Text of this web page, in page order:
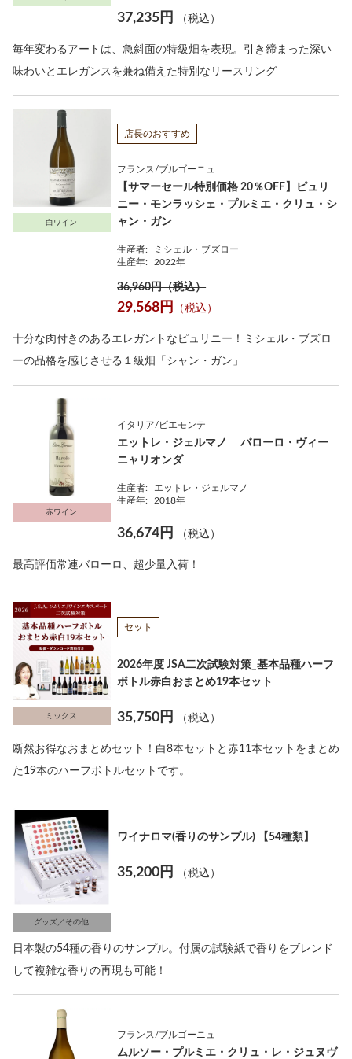
37,235円 （税込）
毎年変わるアートは、急斜面の特級畑を表現。引き締まった深い
味わいとエレガンスを兼ね備えた特別なリースリング
白ワイン
店長のおすすめ
フランス/ブルゴーニュ
【サマーセール特別価格 20％OFF】ピュリ
ニー・モンラッシェ・プルミエ・クリュ・シ
ャン・ガン
生産者:
ミシェル・ブズロー
生産年:
2022年
36,960円（税込）
29,568円 （税込）
十分な肉付きのあるエレガントなピュリニー！ミシェル・ブズロ
ーの品格を感じさせる１級畑「シャン・ガン」
赤ワイン
イタリア/ピエモンテ
エットレ・ジェルマノ バローロ・ヴィー
ニャリオンダ
生産者:
エットレ・ジェルマノ
生産年:
2018年
36,674円 （税込）
最高評価常連バローロ、超少量入荷！
ミックス
セット
2026年度 JSA二次試験対策_基本品種ハーフ
ボトル赤白おまとめ19本セット
35,750円 （税込）
断然お得なおまとめセット！白8本セットと赤11本セットをまとめ
た19本のハーフボトルセットです。
グッズ／その他
ワイナロマ(香りのサンプル) 【54種類】
35,200円 （税込）
日本製の54種の香りのサンプル。付属の試験紙で香りをブレンド
して複雑な香りの再現も可能！
フランス/ブルゴーニュ
ムルソー・プルミエ・クリュ・レ・ジュヌヴ